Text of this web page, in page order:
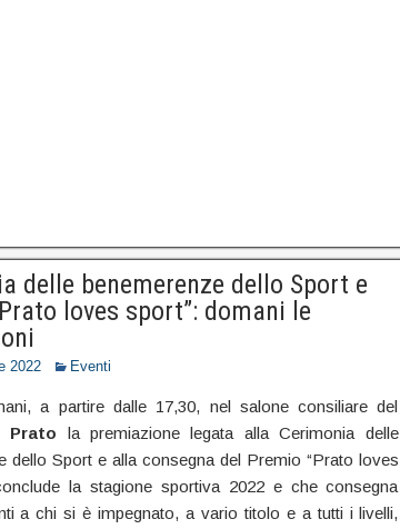
delle benemerenze dello Sport e
loves sport”: domani le
2022 Eventi
a partire dalle 17,30, nel salone consiliare del
Prato la premiazione legata alla Cerimonia delle
dello Sport e alla consegna del Premio “Prato loves
la stagione sportiva 2022 e che consegna
a chi si è impegnato, a vario titolo e a tutti i livelli,